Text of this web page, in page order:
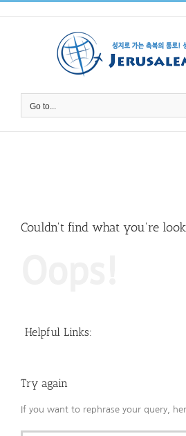
to
Go to...
Couldn't find what you're
Helpful Links:
Try again
If you want to rephrase your query,